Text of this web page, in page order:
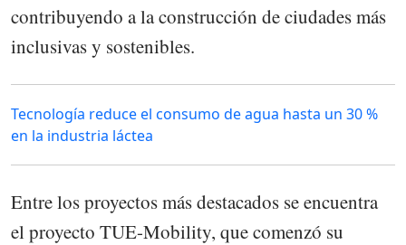
contribuyendo a la construcción de ciudades más
inclusivas y sostenibles.
Tecnología reduce el consumo de agua hasta un 30 %
en la industria láctea
Entre los proyectos más destacados se encuentra
el proyecto TUE-Mobility, que comenzó su